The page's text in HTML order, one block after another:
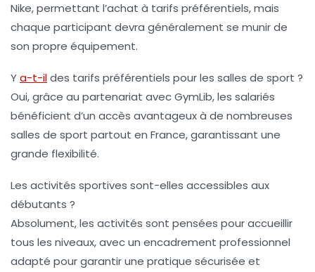
Nike, permettant l’achat à tarifs préférentiels, mais
chaque participant devra généralement se munir de
son propre équipement.
Ya-t-ildes tarifs préférentiels pour les salles de sport ?
Oui, grâce au partenariat avec GymLib, les salariés
bénéficient d’un accès avantageux à de nombreuses
salles de sport partout en France, garantissant une
grande flexibilité.
Les activités sportives sont-elles accessibles aux
débutants ?
Absolument, les activités sont pensées pour accueillir
tous les niveaux, avec un encadrement professionnel
adapté pour garantir une pratique sécurisée et